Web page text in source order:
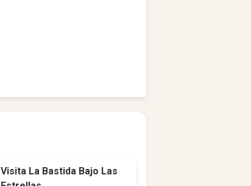
Visita La Bastida Bajo Las